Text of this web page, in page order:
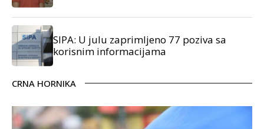
SIPA: U julu zaprimljeno 77 poziva sa
korisnim informacijama
CRNA HORNIKA